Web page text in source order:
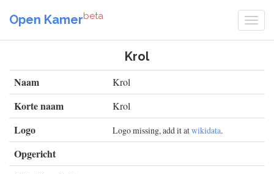
Open Kamerbeta
Krol
Naam Krol
Korte naam Krol
Logo Logo missing, add it atwikidata.
Opgericht